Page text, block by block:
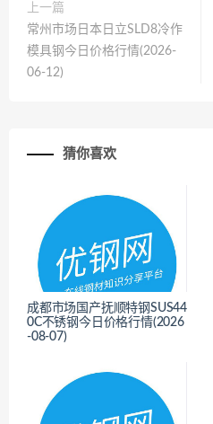
上一篇
常州市场日本日立SLD8冷作
模具钢今日价格行情(2026-
06-12)
猜你喜欢
成都市场国产抚顺特钢SUS44
0C不锈钢今日价格行情(2026
-08-07)